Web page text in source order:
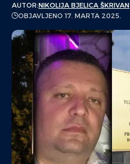
AUTOR:NIKOLIJA BJELICA ŠKRIVAN
OBJAVLJENO 17. MARTA 2025.